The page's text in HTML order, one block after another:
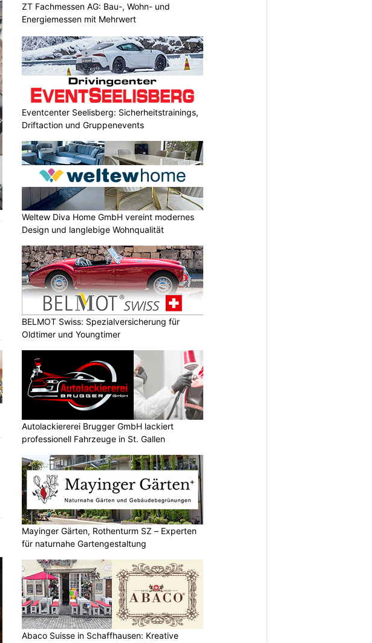
ZT Fachmessen AG: Bau-, Wohn- und
Energiemessen mit Mehrwert
Eventcenter Seelisberg: Sicherheitstrainings,
Driftaction und Gruppenevents
Weltew Diva Home GmbH vereint modernes
Design und langlebige Wohnqualität
BELMOT Swiss: Spezialversicherung für
Oldtimer und Youngtimer
Autolackiererei Brugger GmbH lackiert
professionell Fahrzeuge in St. Gallen
Mayinger Gärten, Rothenturm SZ – Experten
für naturnahe Gartengestaltung
Abaco Suisse in Schaffhausen: Kreative